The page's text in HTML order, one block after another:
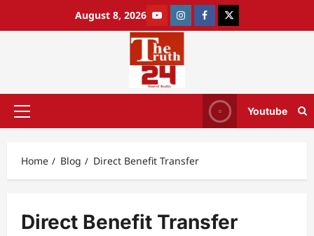
August 8, 2026
Youtube
Home Blog Direct Benefit Transfer
Direct Benefit Transfer